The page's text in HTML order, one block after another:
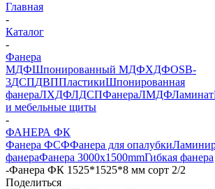
Главная
-
Каталог
-
Фанера
МДФШпонированный МДФХДФOSB-
3ДСПДВППластикиШпонированная
фанераЛХДФЛДСПФанераЛМДФЛаминат
и мебельные щиты
-
ФАНЕРА ФК
Фанера ФСФФанера для опалубки
фанераФанера 3000х1500mmГибкая фанера
-Фанера ФК 1525*1525*8 мм сорт 2/2
Поделиться